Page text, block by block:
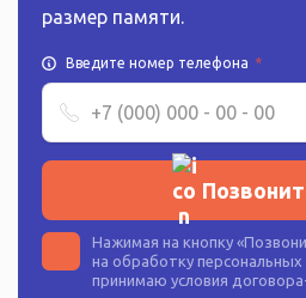
размер памяти.
Введите номер телефона *
Нажимая на кнопку «
на обработку
принимаю условия